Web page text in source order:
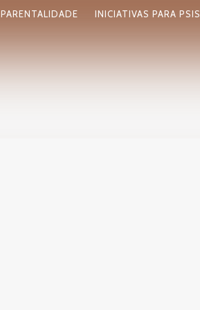
PARENTALIDADE INICIATIVAS PARA PSIS